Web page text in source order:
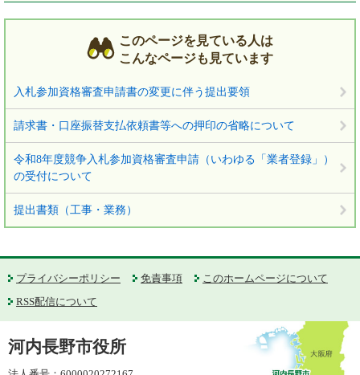
このページを見ている人は
こんなページも見ています
入札参加資格審査申請書の変更に伴う提出要領
請求書・口座振替支払依頼書等への押印の省略について
令和8年度競争入札参加資格審査申請（いわゆる「業者登録」）
の受付について
提出書類（工事・業務）
プライバシーポリシー 免責事項
このホームページについて
RSS配信について
河内長野市役所